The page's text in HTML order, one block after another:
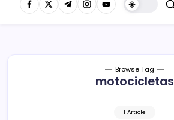
Browse Tag
motocicletas
1 Article